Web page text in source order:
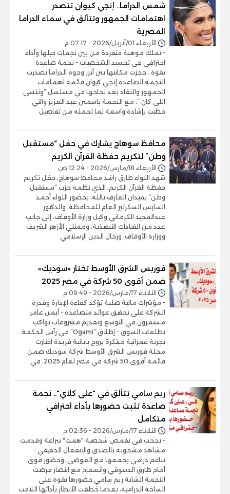
شمس الدراما.. إنجي كيوان تتصدر
اهتمامات الجمهور وتتألق في سماء الدراما
المصرية
الأربعاء 01/أبريل/2026 - 07:17 م
- تملك موهبة متفردة من بين نجمات جيلها وأداء
احترافى فى تجسيد الشخصيات - نجمة صاعدة
بقوة.. حجزت مكانتها بين أبرز وجوه الدراما تصدرت
النجمة الصاعدة إنجي كيوان قائمة اهتمامات
الجمهور والنقاد بعد نجاحها في مسلسل “وننسى
اللى كان ”، مع النجمة ياسمين عبد العزيز والتي
حظيت بإشادة واسعة لما تحمله من تفاصيل
محافظ سوهاج يشارك في حفل “مستقبل
وطن” لتكريم حفظة القرآن الكريم
الأربعاء 18/مارس/2026 - 12:24 ص
شهد اللواء طارق راشد محافظ سوهاج، حفل تكريم
حفظة القرآن الكريم، الذي نظمه حزب “مستقبل
وطن” بميدان العارف بالله، بحضور اللواء أحمد
السايس السكرتير العام للمحافظة، والدكتور
عبدالمجيد الكرماني وكيل وزارة الأوقاف، إلى جانب
عدد من القيادات التنفيذية، وممثلي الأزهر الشريف
ووزارة الأوقاف، ورجال الدين الإسلامي
فوربس الشرق الأوسط تختار «سوديك»
ضمن أقوى 50 شركة في مصر 2025
الثلاثاء 17/مارس/2026 - 09:49 م
- مؤشرات مالية صلبة تؤكد كفاءة الإدارة وقدرة
الشركة على تحقيق عوائد متصاعدة - أيمن عامر:
مستمرون في التوسع وتقديم مشروعات تواكب
تطلعات السوق - إطلاق “Ogami” في رأس الحكمة..
تجربة عمرانية مبتكرة بروح يابانية فريدة اختارت
مجلة فوربس الشرق الأوسط شركة سوديك ضمن
قائمة أقوى 50 شركة في مصر لعام 2025، في
ريم سامي تتألق في "على كلاي".. نجمة
صاعدة تثبت حضورها بأداء احترافي
متكامل
الثلاثاء 17/مارس/2026 - 02:36 م
- نجحت فى تقمص شخصية "همت" ببراعة وقدمت
مشاهد مشحونة بالصدق والانفعال الحقيقي -
تناغم درامي يجمعها مع العوضى. وحضور قوى
أمام طارق الدسوقي وانسجام مع انتصار فرضت
النجمة الشابة ريم سامي حضورها بقوة على
الساحة الدرامية، بعدما خطفت الأنظار بأدائها اللافت